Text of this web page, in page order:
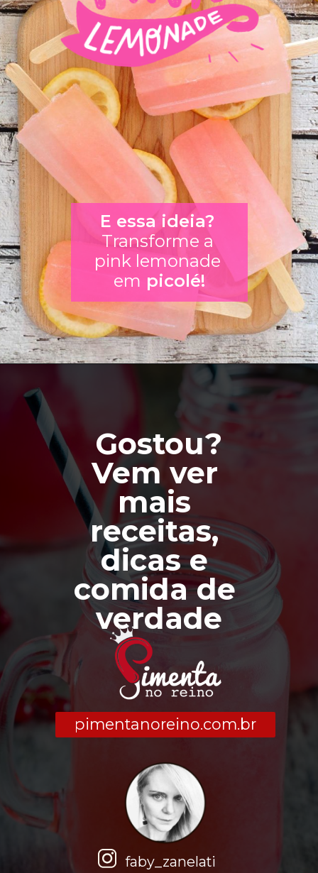
Transforme a
pink lemonade
em picolé!
Gostou?
Vem ver
receitas ,
dicas e
comida de
verdade
pimentanoreino.com.br
faby_zanelati